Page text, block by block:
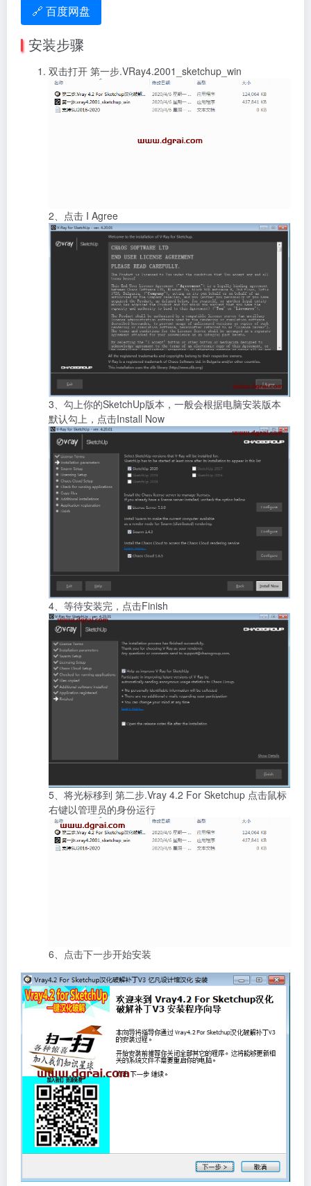
🔗 百度网盘
安装步骤
双击打开 第一步.VRay4.2001_sketchup_win
2、点击 I Agree
3、勾上你的SketchUp版本，一般会根据电脑安装版本
默认勾上，点击Install Now
4、等待安装完，点击Finish
5、将光标移到 第二步.Vray 4.2 For Sketchup 点击鼠标
右键以管理员的身份运行
6、点击下一步开始安装